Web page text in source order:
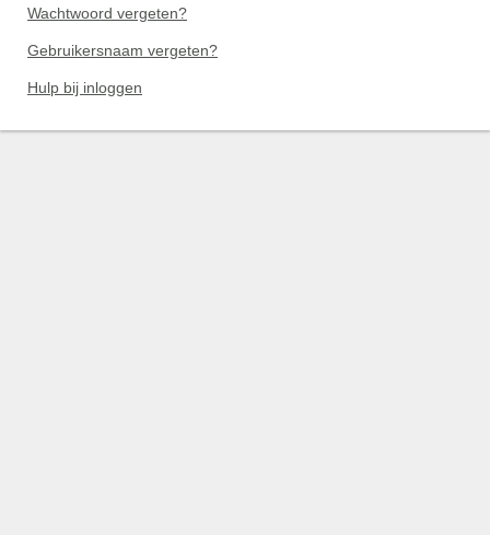
Wachtwoord vergeten?
Gebruikersnaam vergeten?
Hulp bij inloggen